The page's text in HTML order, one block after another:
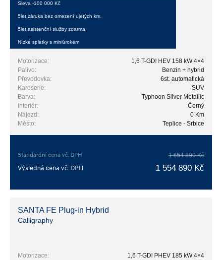
Sleva -100 000 Kč
5let záruka bez omezení ujetých km.
5let asistenční služby zdarma
Nízké splátky s miniúrokem
Motorizace:
1,6 T-GDI HEV 158 kW 4×4
Palivo:
Benzin + hybrid
Převodovka:
6st. automatická
Karoserie:
SUV
Barva:
Typhoon Silver Metallic
Interiér:
Černý
Nájezd:
0 Km
Město:
Teplice - Srbice
Standardní cena vč. DPH 1 654 890 Kč
Výsledná cena vč. DPH 1 554 890 Kč
SANTA FE Plug-in Hybrid
Calligraphy
Motorizace:
1,6 T-GDI PHEV 185 kW 4×4